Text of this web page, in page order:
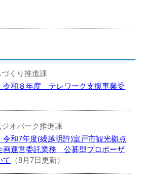
づくり推進課
令和８年度 テレワーク支援事業委
オパーク推進課
令和7年度(繰越明許)室戸市観光拠点
画運営委託業務 公募型プロポーザ
て
（8月7日更新）